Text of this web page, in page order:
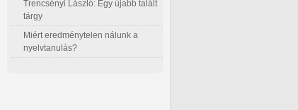
Trencsényi László: Egy újabb talált
tárgy
Miért eredménytelen nálunk a
nyelvtanulás?